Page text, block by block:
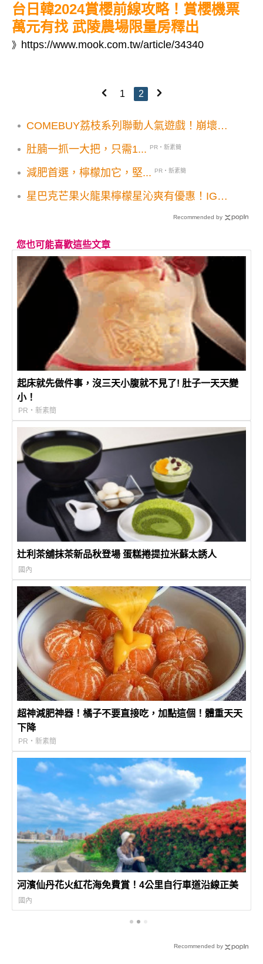
台日韓2024賞櫻前線攻略！賞櫻機票
萬元有找 武陵農場限量房釋出
》 https://www.mook.com.tw/article/34340
1 2
COMEBUY荔枝系列聯動人氣遊戲！崩壞星
肚腩一抓一大把，只需1...
PR・新素簡
減肥首選，檸檬加它，堅... PR・新素簡
星巴克芒果火龍果檸檬星沁爽有優惠！IG粉
Recommended by
您也可能喜歡這些文章
起床就先做件事，沒三天小腹就不見了! 肚子一天天變
小！
PR・新素簡
辻利茶舖抹茶新品秋登場 蛋糕捲提拉米蘇太誘人
國內
超神減肥神器！橘子不要直接吃，加點這個！體重天天
下降
PR・新素簡
河濱仙丹花火紅花海免費賞！4公里自行車道沿線正美
國內
Recommended by